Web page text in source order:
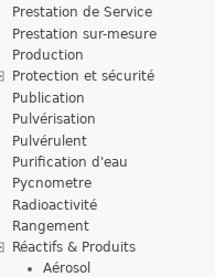
Prestation de Service
Prestation sur-mesure
Production
Protection et sécurité
Publication
Pulvérisation
Pulvérulent
Purification d'eau
Pycnometre
Radioactivité
Rangement
Réactifs & Produits
Aérosol